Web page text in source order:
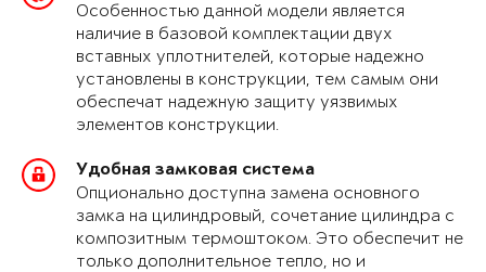
Особенностью данной модели является
наличие в базовой комплектации двух
вставных уплотнителей, которые надежно
установлены в конструкции, тем самым они
обеспечат надежную защиту уязвимых
элементов конструкции.
Удобная замковая система
Опционально доступна замена основного
замка на цилиндровый, сочетание цилиндра с
композитным термоштоком. Это обеспечит не
только дополнительное тепло, но и